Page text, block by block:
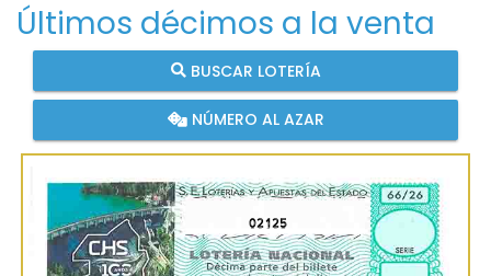
Últimos décimos a la venta
BUSCAR LOTERÍA
NÚMERO AL AZAR
02125